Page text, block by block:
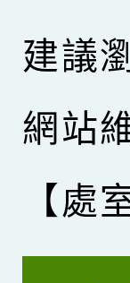
建議
網站
【處